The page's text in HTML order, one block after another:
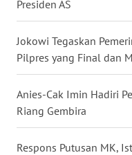
Presiden AS
Jokowi Tegaskan
Pilpres yang Final dan
Anies-Cak Imin Hadiri
Riang Gembira
Respons Putusan MK,
WN